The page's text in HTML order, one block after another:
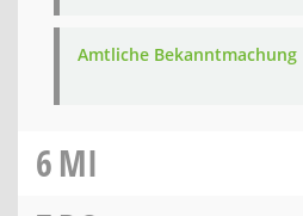
Amtliche Bekanntmachung
6MI